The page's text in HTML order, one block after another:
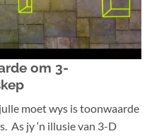
om 3-
moet wys is toonwaarde
As jy ‘n illusie van 3-D